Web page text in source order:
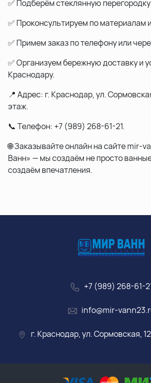
✅ Подберём стеклянную
✅ Проконсультируем по материалам
✅ Примем заказ по телефону или
✅ Организуем бережную доставку и
Краснодару.
📍 Адрес: г. Краснодар, ул.
этаж.
📞 Телефон: +7 (989) 268-61-21.
🌐 Заказывайте онлайн на сайте mir-
Ванн» — мы создаём не просто
создаём впечатления.
+7 (989) 268-61-
info@mir-
г. Краснодар, ул. Сормовская,